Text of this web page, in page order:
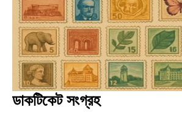
ডাকটিকেট সংগ্রহ